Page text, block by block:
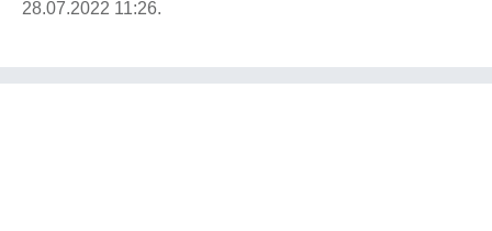
28.07.2022 11:26.